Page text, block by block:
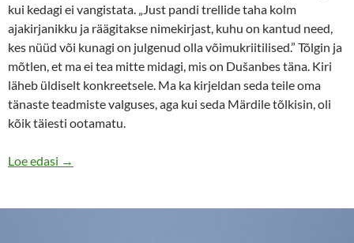
kui kedagi ei vangistata. „Just pandi trellide taha kolm
ajakirjanikku ja räägitakse nimekirjast, kuhu on kantud need,
kes nüüd või kunagi on julgenud olla võimukriitilised.” Tõlgin ja
mõtlen, et ma ei tea mitte midagi, mis on Dušanbes täna. Kiri
läheb üldiselt konkreetsele. Ma ka kirjeldan seda teile oma
tänaste teadmiste valguses, aga kui seda Märdile tõlkisin, oli
kõik täiesti ootamatu.
Loe edasi Vaba Lava ja Vabaduse festivali saatus ikka
→